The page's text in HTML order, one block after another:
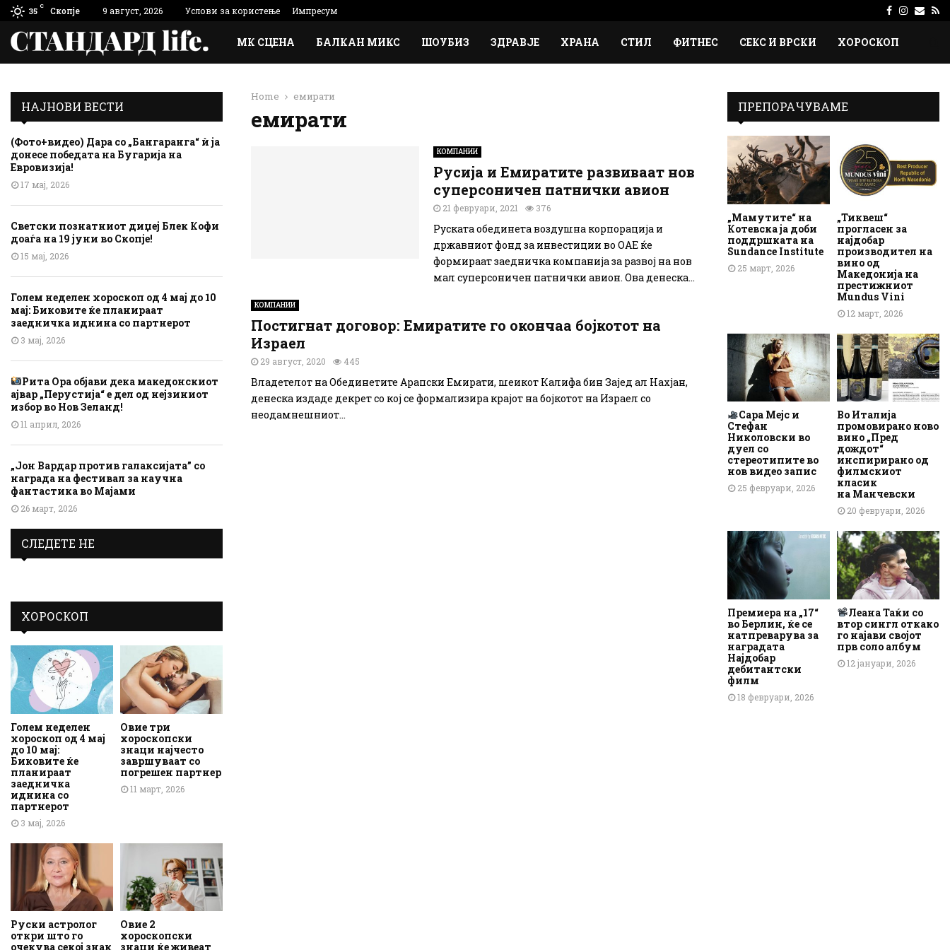
35 C Скопје 9 август, 2026 Услови за користење Импресум Facebook
МК СЦЕНА БАЛКАН МИКС ШОУБИЗ ЗДРАВЈЕ ХРАНА СТИЛ ФИТНЕС СЕКС И ВРСКИ ХОРОСКОП
Home емирати
емирати
КОМПАНИИ
Русија и Емиратите развиваат нов
суперсоничен патнички авион
21 февруари, 2021 376
Руската обединета воздушна корпорација и
државниот фонд за инвестиции во ОАЕ ќе
формираат заедничка компанија за развој на нов
мал суперсоничен патнички авион. Ова денеска...
КОМПАНИИ
Постигнат договор: Емиратите го окончаа бојкотот на
Израел
29 август, 2020 445
Владетелот на Обединетите Арапски Емирати, шеикот Калифa бин Зајед ал Нахјан,
денеска издаде декрет со кој се формализира крајот на бојкотот на Израел со
неодамнешниот...
НАЈНОВИ ВЕСТИ
(Фото+видео) Дара со „Бангаранга“ ѝ ја
донесе победата на Бугарија на
Евровизија!
17 мај, 2026
Светски познатниот диџеј Блек Кофи
доаѓа на 19 јуни во Скопје!
15 мај, 2026
Голем неделен хороскоп од 4 мај до 10
мај: Биковите ќе планираат
заедничка иднина со партнерот
3 мај, 2026
Рита Ора објави дека македонскиот
ајвар „Перустија“ е дел од нејзиниот
избор во Нов Зеланд!
11 април, 2026
„Јон Вардар против галаксијата” со
награда на фестивал за научна
фантастика во Мајами
26 март, 2026
СЛЕДЕТЕ НЕ
ХОРОСКОП
Голем неделен
хороскоп од 4 мај
до 10 мај:
Биковите ќе
планираат
заедничка
иднина со
партнерот
3 мај, 2026
Овие три
хороскопски
знаци најчесто
завршуваат со
погрешен партнер
11 март, 2026
Руски астролог
откри што го
очекува секој знак
Овие 2
хороскопски
знаци ќе живеат
ПРЕПОРАЧУВАМЕ
„Мамутите“ на
Котевска ја доби
поддршката на
Sundance Institute
25 март, 2026
„Тиквеш“
прогласен за
најдобар
производител на
вино од
Македонија на
престижниот
Mundus Vini
12 март, 2026
Сара Мејс и
Стефан
Николовски во
дуел со
стереотипите во
нов видео запис
25 февруари, 2026
Во Италија
промовирано ново
вино „Пред
дождот“
инспирирано од
филмскиот
класик
на Манчевски
20 февруари, 2026
Премиера на „17“
во Берлин, ќе се
натпреварува за
наградата
Најдобар
дебитантски
филм
18 февруари, 2026
Леана Таќи со
втор сингл откако
го најави својот
прв соло албум
12 јануари, 2026